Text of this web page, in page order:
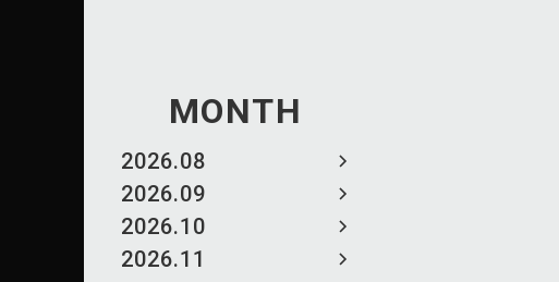
MONTH
2026.08
2026.09
2026.10
2026.11